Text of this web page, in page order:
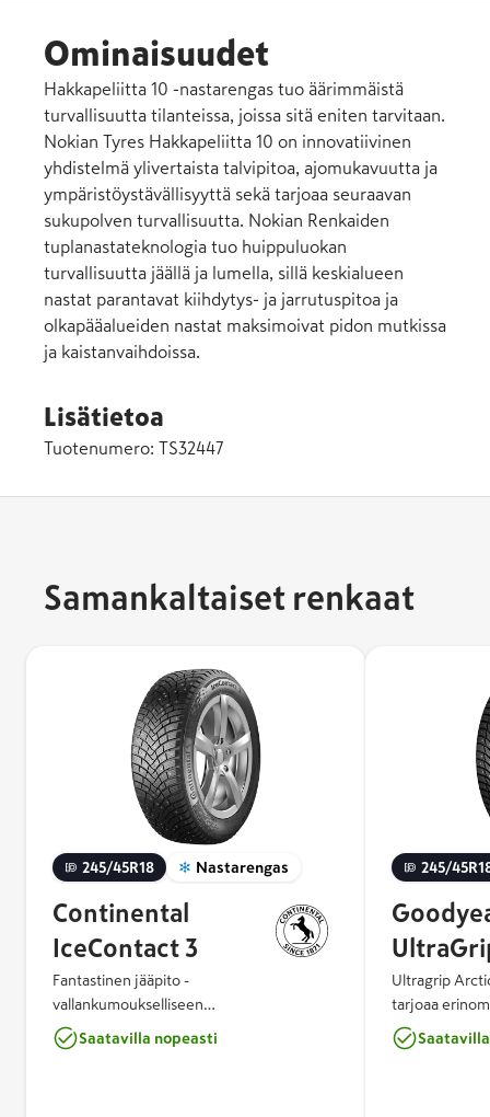
Ominaisuudet
Hakkapeliitta 10 -nastarengas tuo äärimmäistä
turvallisuutta tilanteissa, joissa sitä eniten tarvitaan.
Nokian Tyres Hakkapeliitta 10 on innovatiivinen
yhdistelmä ylivertaista talvipitoa, ajomukavuutta ja
ympäristöystävällisyyttä sekä tarjoaa seuraavan
sukupolven turvallisuutta. Nokian Renkaiden
tuplanastateknologia tuo huippuluokan
turvallisuutta jäällä ja lumella, sillä keskialueen
nastat parantavat kiihdytys- ja jarrutuspitoa ja
olkapääalueiden nastat maksimoivat pidon mutkissa
ja kaistanvaihdoissa.
Lisätietoa
Tuotenumero: TS32447
Samankaltaiset renkaat
245/45R18 Nastarengas
Continental
IceContact 3
Fantastinen jääpito -
vallankumoukselliseen
talviajokokemukseen IceContact™ 3:n
ainutlaatuinen nastakonsepti tuo uuden
Saatavilla nopeasti
245/
Ultragrip
tarjoaa
Arctic Eagle